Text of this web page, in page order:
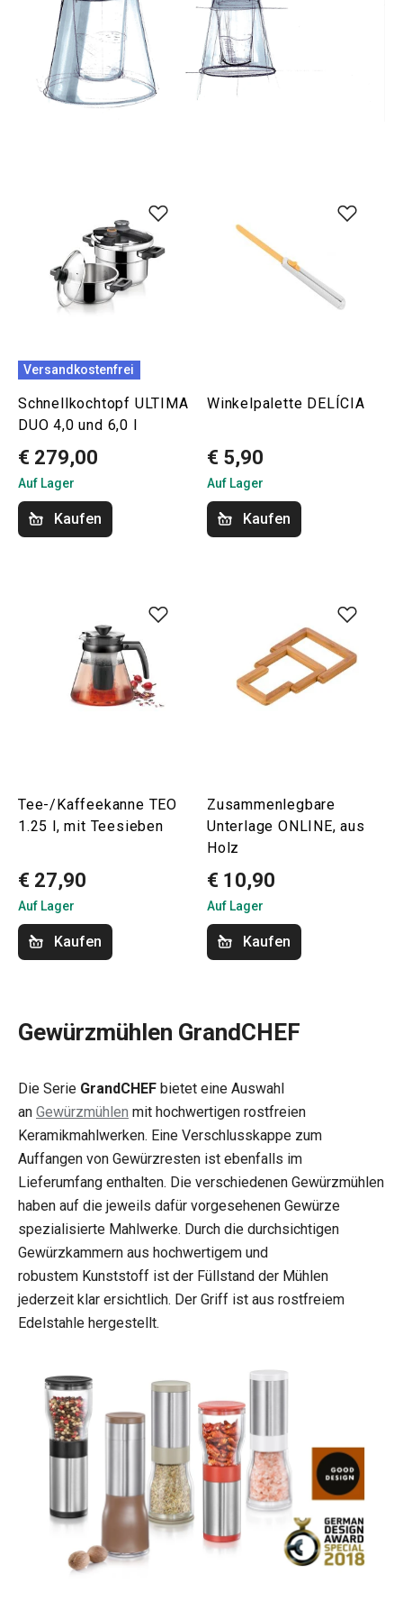
Versandkostenfrei
Schnellkochtopf ULTIMA
DUO 4,0 und 6,0 l
€ 279,00
Auf Lager
Kaufen
Winkelpalette DELÍCIA
€ 5,90
Auf Lager
Kaufen
Tee-/Kaffeekanne TEO
1.25 l, mit Teesieben
€ 27,90
Auf Lager
Kaufen
Zusammenlegbare
Unterlage ONLINE, aus
Holz
€ 10,90
Auf Lager
Kaufen
Gewürzmühlen GrandCHEF
Die Serie GrandCHEF bietet eine Auswahl
an Gewürzmühlen mit hochwertigen rostfreien
Keramikmahlwerken. Eine Verschlusskappe zum
Auffangen von Gewürzresten ist ebenfalls im
Lieferumfang enthalten. Die verschiedenen Gewürzmühlen
haben auf die jeweils dafür vorgesehenen Gewürze
spezialisierte Mahlwerke. Durch die durchsichtigen
Gewürzkammern aus hochwertigem und
robustem Kunststoff ist der Füllstand der Mühlen
jederzeit klar ersichtlich. Der Griff ist aus rostfreiem
Edelstahle hergestellt.